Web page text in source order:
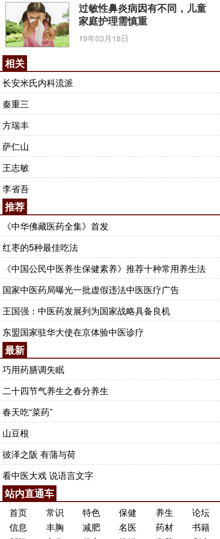
过敏性鼻炎病因有不同，儿童
家庭护理需慎重
19年03月18日
相关
长安米氏内科流派
秦重三
方瑞丰
萨仁山
王志敏
李省吾
推荐
《中华佛藏医药全集》首发
红枣的5种最佳吃法
《中国公民中医养生保健素养》推荐十种常用养生法
国家中医药局曝光一批虚假违法中医医疗广告
王国强：中医药发展列为国家战略具备良机
东盟国家驻华大使在京体验中医诊疗
最新
巧用药膳调失眠
二十四节气养生之春分养生
春天吃“菜药”
山豆根
彼泽之阪 有蒲与荷
看中医大戏 说语言文字
站内直通车
首页 常识 特色 保健 养生
论坛
信息
丰胸 减肥 名医 药材
书籍